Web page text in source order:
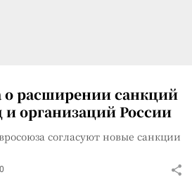
о расширении санкций
организаций России
согласуют новые санкции
0